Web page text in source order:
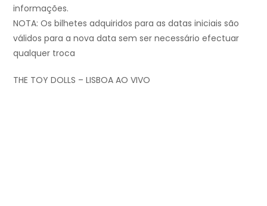
informações.
NOTA: Os bilhetes adquiridos para as datas iniciais são
válidos para a nova data sem ser necessário efectuar
qualquer troca
THE TOY DOLLS – LISBOA AO VIVO